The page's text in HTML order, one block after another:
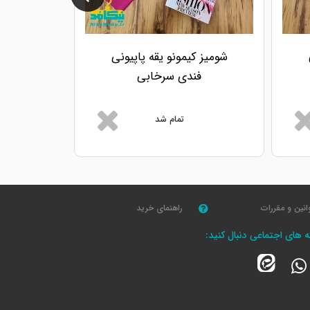
شومیز کیمونو یقه پاپیونی
فندی سرخابی
تمام شد
و مقررات راهنمای خرید
های اجتماعی دنبال کنید: